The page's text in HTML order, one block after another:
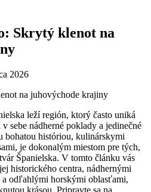
Skrytý klenot na
2026
na ⁢juhovýchode krajiny
leží región, ktorý často uniká
sebe ​nádherné poklady a jedinečné
​bohatou ‍históriou, kulinárskymi
je dokonalým miestom pre tých,⁢
Španielska. ‍V tomto článku vás
historického centra, nádhernými
a odľahlými horskými oblasťami,
krásou. Pripravte sa na⁣